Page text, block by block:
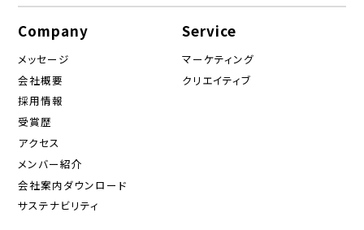
Company
メッセージ
会社概要
採用情報
受賞歴
アクセス
メンバー紹介
会社案内ダウンロード
サステナビリティ
Service
マーケティング
クリエイティブ